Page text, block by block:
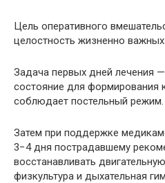
Цель оперативного
целостность жизненно важных
Задача первых дней лечения
состояние для формирования
соблюдает постельный режим.
Затем при поддержке
3−4 дня пострадавшему
восстанавливать
физкультура и дыхательная